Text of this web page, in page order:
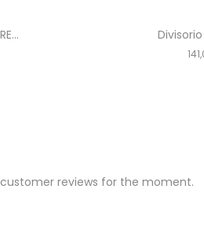
Divisorio
reviews for the moment.